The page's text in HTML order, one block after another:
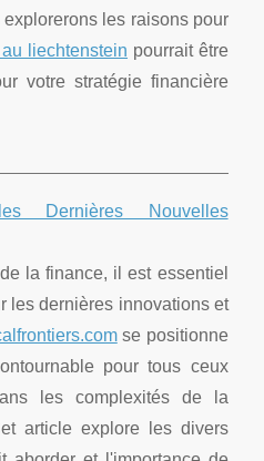
les raisons pour
liechtenstein pourrait être
votre stratégie financière
Dernières Nouvelles
la finance, il est essentiel
les dernières innovations et
se positionne
pour tous ceux
les complexités de la
article explore les divers